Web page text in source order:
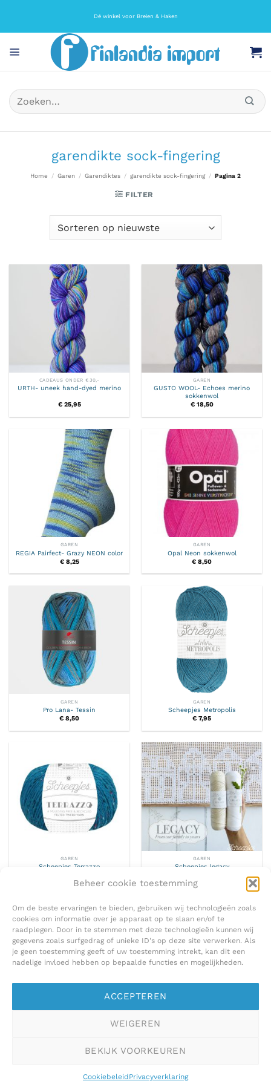
Beheer cookie toestemming
Om de beste ervaringen te bieden, gebruiken wij technologieën zoals
cookies om informatie over je apparaat op te slaan en/of te
raadplegen. Door in te stemmen met deze technologieën kunnen wij
gegevens zoals surfgedrag of unieke ID's op deze site verwerken. Als
je geen toestemming geeft of uw toestemming intrekt, kan dit een
nadelige invloed hebben op bepaalde functies en mogelijkheden.
ACCEPTEREN
WEIGEREN
BEKIJK VOORKEUREN
CookiebeleidPrivacyverklaring
Dé winkel voor Breien & Haken
Zoeken
naar:
garendikte sock-fingering
Home / Garen / Garendiktes / garendikte sock-fingering / Pagina 2
FILTER
CADEAUS ONDER €30,-
URTH- uneek hand-dyed merino
€25,95
GAREN
GUSTO WOOL- Echoes merino
sokkenwol
€18,50
GAREN
REGIA Pairfect- Grazy NEON color
€8,25
GAREN
Opal Neon sokkenwol
€ 8,50
GAREN
Pro Lana- Tessin
€ 8,50
GAREN
Scheepjes Metropolis
€ 7,95
GAREN
Scheepjes Terrazzo
GAREN
Scheepjes legacy
€ 3,15